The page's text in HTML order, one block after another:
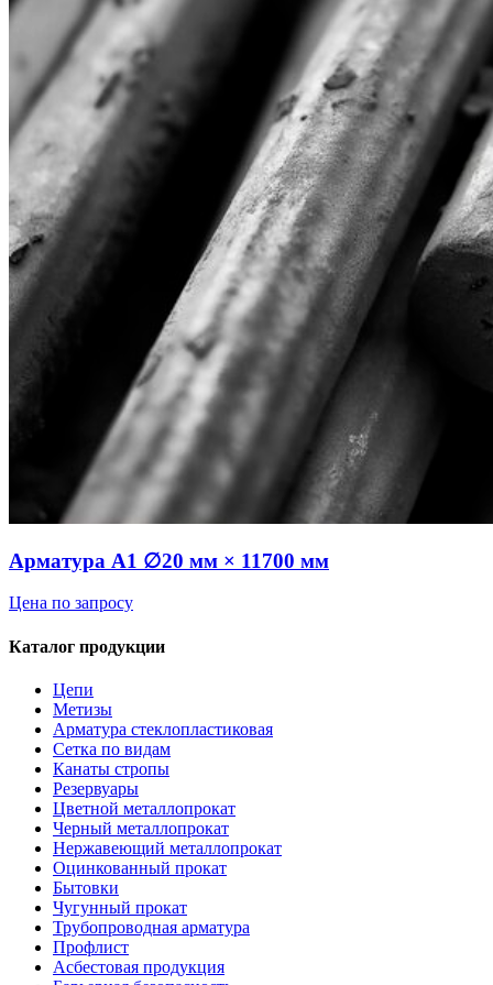
Арматура А1 ∅20 мм × 11700 мм
Цена по запросу
Каталог продукции
Цепи
Метизы
Арматура стеклопластиковая
Сетка по видам
Канаты стропы
Резервуары
Цветной металлопрокат
Черный металлопрокат
Нержавеющий металлопрокат
Оцинкованный прокат
Бытовки
Чугунный прокат
Трубопроводная арматура
Профлист
Асбестовая продукция